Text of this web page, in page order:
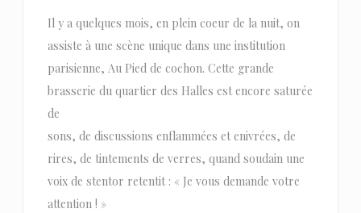
Il y a quelques mois, en plein coeur de la nuit, on
assiste à une scène unique dans une institution
parisienne, Au Pied de cochon. Cette grande
brasserie du quartier des Halles est encore saturée
de
sons, de discussions enflammées et enivrées, de
rires, de tintements de verres, quand soudain une
voix de stentor retentit : « Je vous demande votre
attention ! »